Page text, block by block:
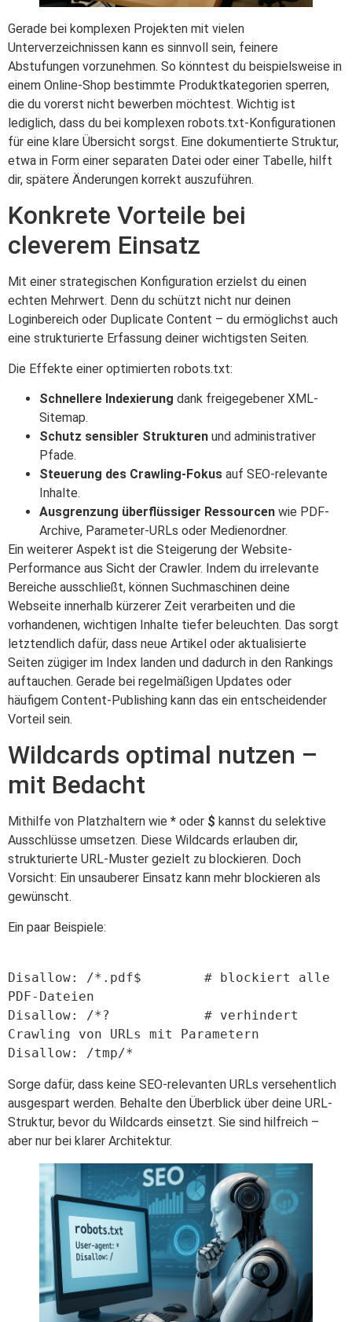
Gerade bei komplexen Projekten mit vielen
Unterverzeichnissen kann es sinnvoll sein, feinere
Abstufungen vorzunehmen. So könntest du beispielsweise in
einem Online-Shop bestimmte Produktkategorien sperren,
die du vorerst nicht bewerben möchtest. Wichtig ist
lediglich, dass du bei komplexen robots.txt-Konfigurationen
für eine klare Übersicht sorgst. Eine dokumentierte Struktur,
etwa in Form einer separaten Datei oder einer Tabelle, hilft
dir, spätere Änderungen korrekt auszuführen.
Konkrete Vorteile bei
cleverem Einsatz
Mit einer strategischen Konfiguration erzielst du einen
echten Mehrwert. Denn du schützt nicht nur deinen
Loginbereich oder Duplicate Content – du ermöglichst auch
eine strukturierte Erfassung deiner wichtigsten Seiten.
Die Effekte einer optimierten robots.txt:
Schnellere Indexierung dank freigegebener XML-
Sitemap.
Schutz sensibler Strukturen und administrativer
Pfade.
Steuerung des Crawling-Fokus auf SEO-relevante
Inhalte.
Ausgrenzung überflüssiger Ressourcen wie PDF-
Archive, Parameter-URLs oder Medienordner.
Ein weiterer Aspekt ist die Steigerung der Website-
Performance aus Sicht der Crawler. Indem du irrelevante
Bereiche ausschließt, können Suchmaschinen deine
Webseite innerhalb kürzerer Zeit verarbeiten und die
vorhandenen, wichtigen Inhalte tiefer beleuchten. Das sorgt
letztendlich dafür, dass neue Artikel oder aktualisierte
Seiten zügiger im Index landen und dadurch in den Rankings
auftauchen. Gerade bei regelmäßigen Updates oder
häufigem Content-Publishing kann das ein entscheidender
Vorteil sein.
Wildcards optimal nutzen –
mit Bedacht
Mithilfe von Platzhaltern wie * oder $ kannst du selektive
Ausschlüsse umsetzen. Diese Wildcards erlauben dir,
strukturierte URL-Muster gezielt zu blockieren. Doch
Vorsicht: Ein unsauberer Einsatz kann mehr blockieren als
gewünscht.
Ein paar Beispiele:
Disallow: /*.pdf$        # blockiert alle
PDF-Dateien
Disallow: /*?            # verhindert
Crawling von URLs mit Parametern
Sorge dafür, dass keine SEO-relevanten URLs versehentlich
ausgespart werden. Behalte den Überblick über deine URL-
Struktur, bevor du Wildcards einsetzt. Sie sind hilfreich –
aber nur bei klarer Architektur.